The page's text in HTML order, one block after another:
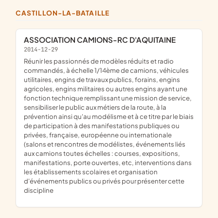
CASTILLON-LA-BATAILLE
ASSOCIATION CAMIONS-RC D'AQUITAINE
2014-12-29
réunir les passionnés de modèles réduits et radio
commandés, à échelle 1/14ème de camions, véhicules
utilitaires, engins de travaux publics, forains, engins
agricoles, engins militaires ou autres engins ayant une
fonction technique remplissant une mission de service,
sensibiliser le public aux métiers de la route, à la
prévention ainsi qu'au modélisme et à ce titre par le biais
de participation à des manifestations publiques ou
privées, française, européenne ou internationale
(salons et rencontres de modélistes, événements liés
aux camions toutes échelles : courses, expositions,
manifestations, porte ouvertes, etc, interventions dans
les établissements scolaires et organisation
d'événements publics ou privés pour présenter cette
discipline